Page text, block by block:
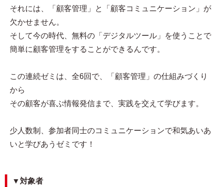
それには、「顧客管理」と「顧客コミュニケーション」が
欠かせません。
そして今の時代、無料の「デジタルツール」を使うことで
簡単に顧客管理をすることができるんです。
この連続ゼミは、全6回で、「顧客管理」の仕組みづくり
から
その顧客が喜ぶ情報発信まで、実践を交えて学びます。
少人数制、参加者同士のコミュニケーションで和気あいあ
いと学びあうゼミです！
▼対象者